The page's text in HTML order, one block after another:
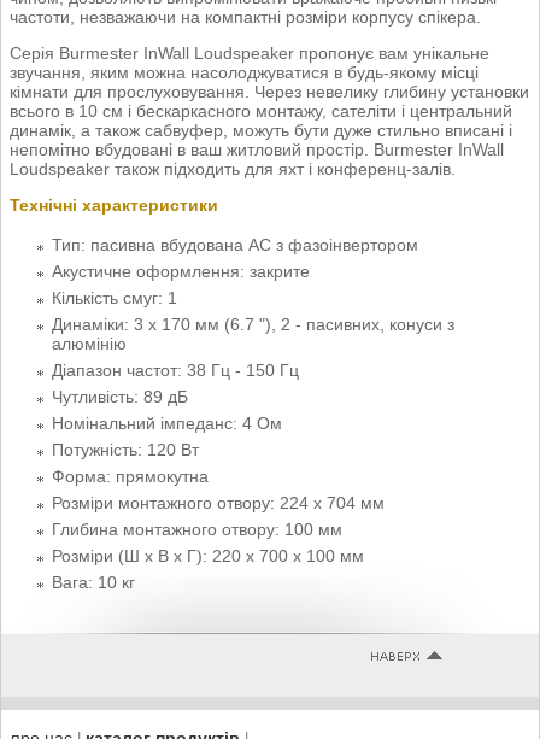
частоти, незважаючи на компактні розміри корпусу спікера.
Серія Burmester InWall Loudspeaker пропонує вам унікальне
звучання, яким можна насолоджуватися в будь-якому місці
кімнати для прослуховування. Через невелику глибину установки
всього в 10 см і бескаркасного монтажу, сателіти і центральний
динамік, а також сабвуфер, можуть бути дуже стильно вписані і
непомітно вбудовані в ваш житловий простір. Burmester InWall
Loudspeaker також підходить для яхт і конференц-залів.
Технічні характеристики
Тип: пасивна вбудована АС з фазоінвертором
Акустичне оформлення: закрите
Кількість смуг: 1
Динаміки: 3 х 170 мм (6.7 "), 2 - пасивних, конуси з
алюмінію
Діапазон частот: 38 Гц - 150 Гц
Чутливість: 89 дБ
Номінальний імпеданс: 4 Ом
Потужність: 120 Вт
Форма: прямокутна
Розміри монтажного отвору: 224 х 704 мм
Глибина монтажного отвору: 100 мм
Розміри (Ш x В x Г): 220 x 700 x 100 мм
Вага: 10 кг